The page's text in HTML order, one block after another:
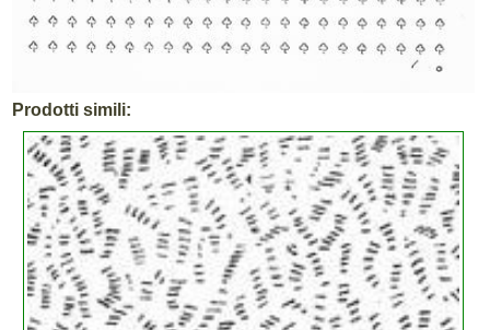
Prodotti simili: